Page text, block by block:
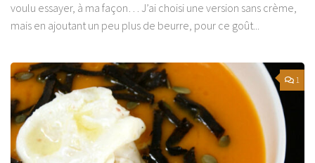
voulu essayer, à ma façon… J’ai choisi une version sans crème,
mais en ajoutant un peu plus de beurre, pour ce goût...
1